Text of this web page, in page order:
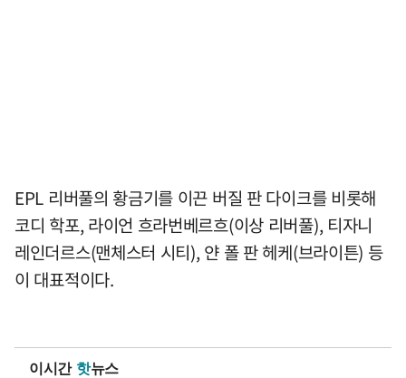
EPL 리버풀의 황금기를 이끈 버질 판 다이크를 비롯해
코디 학포, 라이언 흐라번베르흐(이상 리버풀), 티자니
레인더르스(맨체스터 시티), 얀 폴 판 헤케(브라이튼) 등
이 대표적이다.
이시간 핫뉴스